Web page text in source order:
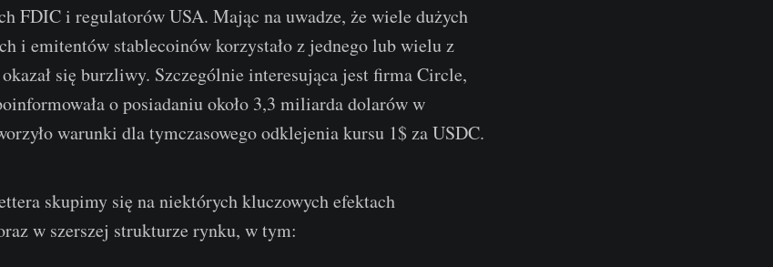
FDIC i regulatorów USA. Mając na uwadze, że wiele dużych
i emitentów stablecoinów korzystało z jednego lub wielu z
się burzliwy. Szczególnie interesująca jest firma Circle,
o posiadaniu około 3,3 miliarda dolarów w
warunki dla tymczasowego odklejenia kursu 1$ za USDC.
skupimy się na niektórych kluczowych efektach
w szerszej strukturze rynku, w tym: